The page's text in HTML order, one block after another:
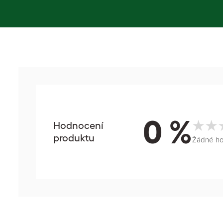
Hodnocení
produktu
0 %Žádné